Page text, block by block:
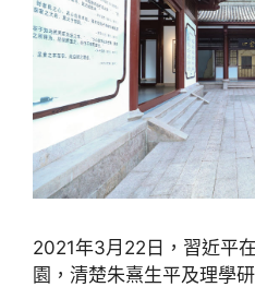
2021年3月22日，習近平
園，清楚朱熹生平及理學